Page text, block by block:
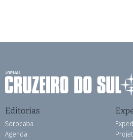
Editorias
Sorocaba
Agenda